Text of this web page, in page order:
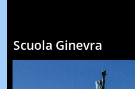
Scuola Ginevra